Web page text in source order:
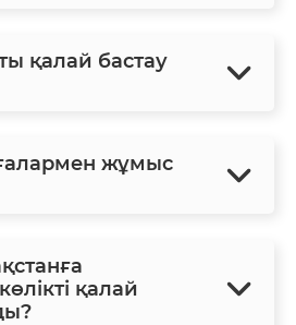
қалай бастау
жұмыс
қалай